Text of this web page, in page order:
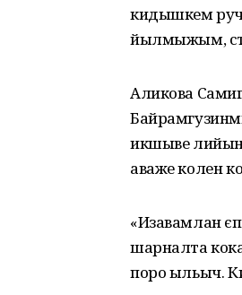
кидышкем
йылмыжым,
Аликова
икшыве
аваже колен
«Изавамлан
шарналта
поро ыльыч.